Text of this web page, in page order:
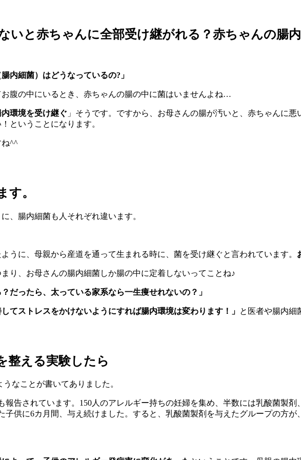
いと赤ちゃんに全部受け継がれる？赤ちゃんの腸
内細菌）はどうなっているの?」
腹の中にいるとき、赤ちゃんの腸の中に菌はいませんよね…
環境を受け継ぐ 」そうです。ですから、お母さんの腸が汚いと、赤ちゃんに
ということになります。
ね^^
す。
、腸内細菌も人それぞれ違います。
うに、母親から産道を通って生まれる時に、菌を受け継ぐと言われています。
まり、お母さんの腸内細菌しか腸の中に定着しないってことね♪
だったら、太っている家系なら一生痩せれないの？」
してストレスをかけないようにすれば腸内環境は変わります！」 と医者や腸内細
整える実験したら
なことが書いてありました。
報告されています。150人のアレルギー持ちの妊婦を集め、半数には乳酸菌製
子供に6カ月間、与え続けました。すると、乳酸菌製剤を与えたグループの方